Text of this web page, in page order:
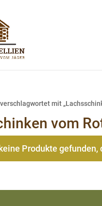
mit
vom
Produkte